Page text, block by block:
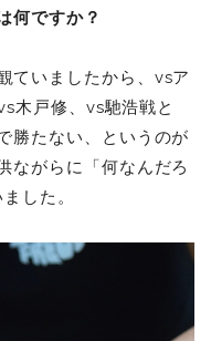
何ですか？
ていましたから、vsア
木戸修、vs馳浩戦と
勝たない、というのが
ながらに「何なんだろ
した。